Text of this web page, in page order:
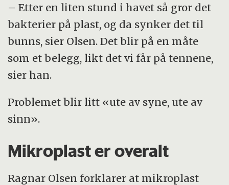
– Etter en liten stund i havet så gror det
bakterier på plast, og da synker det til
bunns, sier Olsen. Det blir på en måte
som et belegg, likt det vi får på tennene,
sier han.
Problemet blir litt «ute av syne, ute av
sinn».
Mikroplast er overalt
Ragnar Olsen forklarer at mikroplast